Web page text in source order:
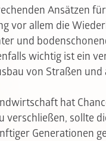
Ansätzen
vor allem die
und
wichtig ist ein
von Straßen
hat
verschließen, sollte
Generationen